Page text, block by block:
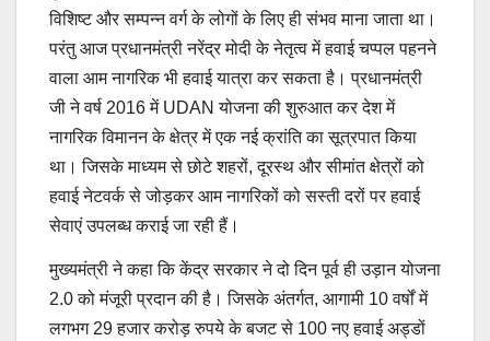
विशिष्ट और सम्पन्न वर्ग के लोगों के लिए ही संभव माना जाता था।
परंतु आज प्रधानमंत्री नरेंद्र मोदी के नेतृत्व में हवाई चप्पल पहनने
वाला आम नागरिक भी हवाई यात्रा कर सकता है। प्रधानमंत्री
जी ने वर्ष 2016 में UDAN योजना की शुरुआत कर देश में
नागरिक विमानन के क्षेत्र में एक नई क्रांति का सूत्रपात किया
था। जिसके माध्यम से छोटे शहरों, दूरस्थ और सीमांत क्षेत्रों को
हवाई नेटवर्क से जोड़कर आम नागरिकों को सस्ती दरों पर हवाई
सेवाएं उपलब्ध कराई जा रही हैं।
मुख्यमंत्री ने कहा कि केंद्र सरकार ने दो दिन पूर्व ही उड़ान योजना
2.0 को मंजूरी प्रदान की है। जिसके अंतर्गत, आगामी 10 वर्षों में
लगभग 29 हजार करोड़ रुपये के बजट से 100 नए हवाई अड्डों